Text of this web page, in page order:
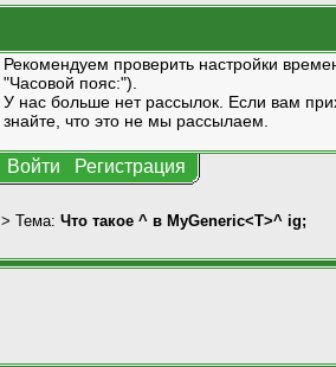
Рекомендуем проверить настройки
"Часовой пояс:").
У нас больше нет рассылок. Если вам
знайте, что это не мы рассылаем.
Войти Регистрация
> Тема: Что такое ^ в MyGeneric<T>^ ig;